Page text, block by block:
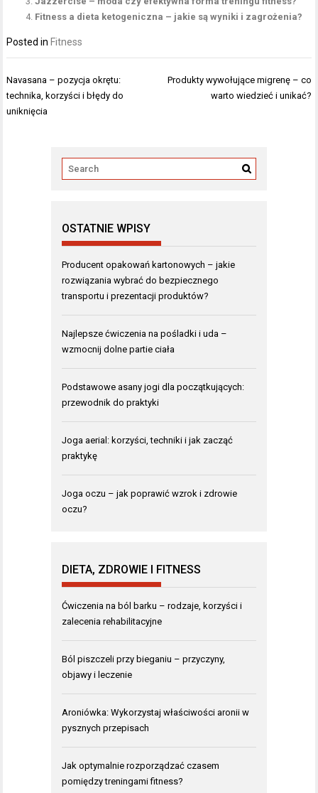
Fitness a dieta ketogeniczna – jakie są wyniki i zagrożenia?
Posted in Fitness
Nawigacja
wpisu
Navasana – pozycja okrętu:
technika, korzyści i błędy do
uniknięcia
Produkty wywołujące migrenę – co
warto wiedzieć i unikać?
OSTATNIE WPISY
Producent opakowań kartonowych – jakie
rozwiązania wybrać do bezpiecznego
transportu i prezentacji produktów?
Najlepsze ćwiczenia na pośladki i uda –
wzmocnij dolne partie ciała
Podstawowe asany jogi dla początkujących:
przewodnik do praktyki
Joga aerial: korzyści, techniki i jak zacząć
praktykę
Joga oczu – jak poprawić wzrok i zdrowie
oczu?
DIETA, ZDROWIE I FITNESS
Ćwiczenia na ból barku – rodzaje, korzyści i
zalecenia rehabilitacyjne
Ból piszczeli przy bieganiu – przyczyny,
objawy i leczenie
Aroniówka: Wykorzystaj właściwości aronii w
pysznych przepisach
Jak optymalnie rozporządzać czasem
pomiędzy treningami fitness?